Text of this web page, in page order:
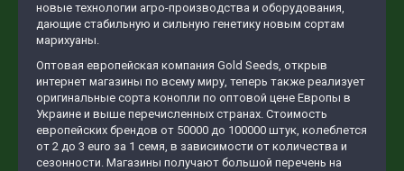
новые технологии агро-производства и оборудования,
дающие стабильную и сильную генетику новым сортам
марихуаны.
Оптовая европейская компания Gold Seeds, открыв
интернет магазины по всему миру, теперь также реализует
оригинальные сорта конопли по оптовой цене Европы в
Украине и выше перечисленных странах. Стоимость
европейских брендов от 50000 до 100000 штук, колеблется
от 2 до 3 euro за 1 семя, в зависимости от количества и
сезонности. Магазины получают большой перечень на